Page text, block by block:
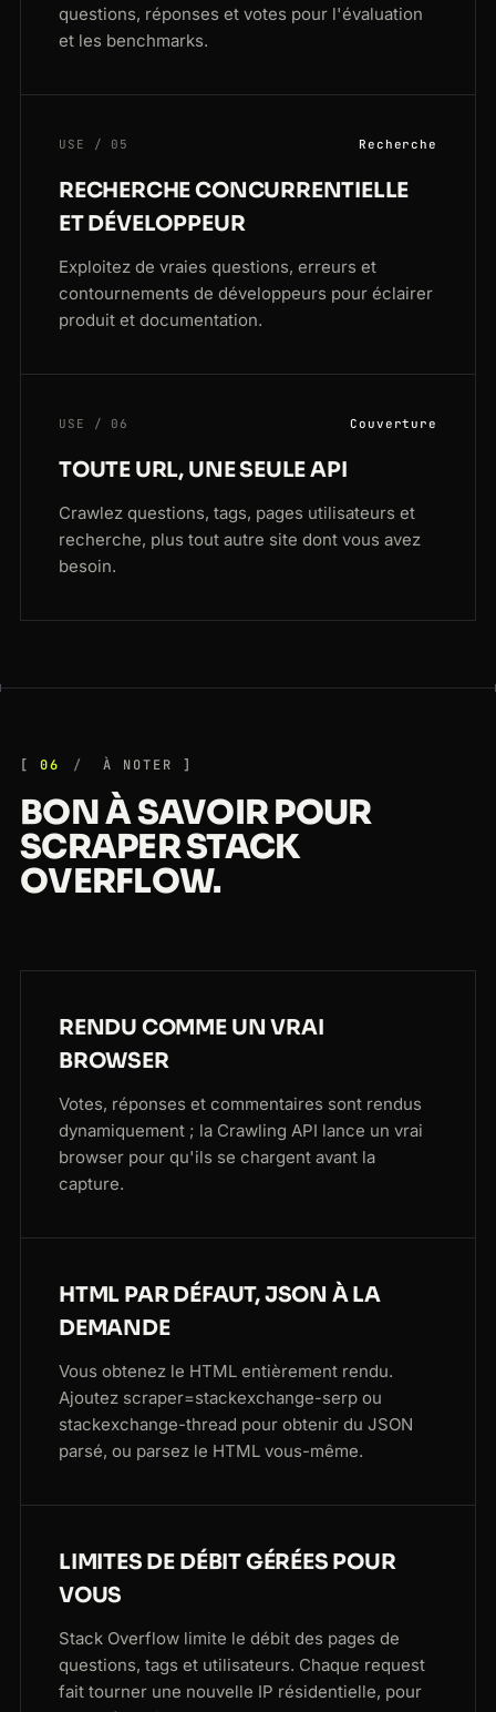
questions, réponses et votes pour l'évaluation
et les benchmarks.
USE / 05 Recherche
RECHERCHE CONCURRENTIELLE
ET DÉVELOPPEUR
Exploitez de vraies questions, erreurs et
contournements de développeurs pour éclairer
produit et documentation.
USE / 06 Couverture
TOUTE URL, UNE SEULE API
Crawlez questions, tags, pages utilisateurs et
recherche, plus tout autre site dont vous avez
besoin.
06 À NOTER
BON À SAVOIR POUR
SCRAPER STACK
OVERFLOW.
RENDU COMME UN VRAI
BROWSER
Votes, réponses et commentaires sont rendus
dynamiquement ; la Crawling API lance un vrai
browser pour qu'ils se chargent avant la
capture.
HTML PAR DÉFAUT, JSON À LA
DEMANDE
Vous obtenez le HTML entièrement rendu.
Ajoutez scraper=stackexchange-serp ou
stackexchange-thread pour obtenir du JSON
parsé, ou parsez le HTML vous-même.
LIMITES DE DÉBIT GÉRÉES POUR
VOUS
Stack Overflow limite le débit des pages de
questions, tags et utilisateurs. Chaque request
fait tourner une nouvelle IP résidentielle, pour